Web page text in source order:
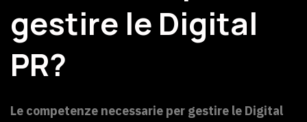
gestire le Digital
PR?
Le competenze necessarie per gestire le Digital